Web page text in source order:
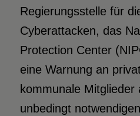
Regierungsstelle für
Cyberattacken, das
Protection Center
eine Warnung an
kommunale Mitglieder
unbedingt